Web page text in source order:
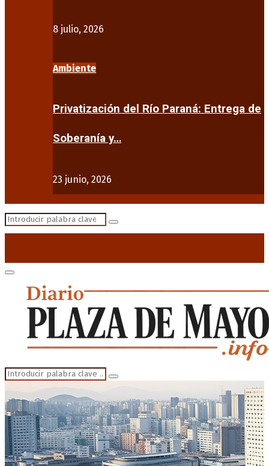
8 julio, 2026
Ambiente
Privatización del Río Paraná: Entrega de
Soberanía y…
23 junio, 2026
Search
Search
Primary
Menu
Search
for:
Search